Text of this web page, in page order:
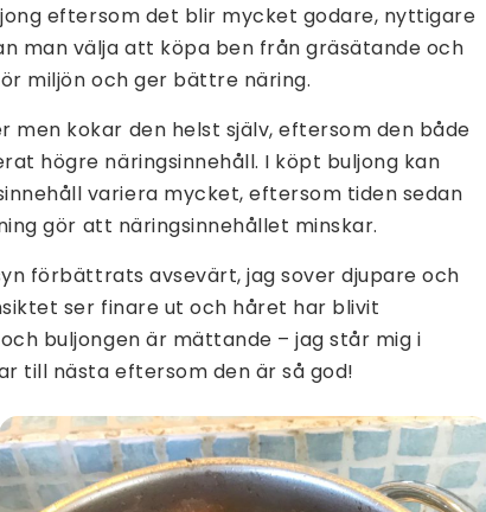
eftersom det blir mycket godare, nyttigare
man välja att köpa ben från gräsätande och
miljön och ger bättre näring.
men kokar den helst själv, eftersom den både
högre näringsinnehåll. I köpt buljong kan
variera mycket, eftersom tiden sedan
gör att näringsinnehållet minskar.
förbättrats avsevärt, jag sover djupare och
ser finare ut och håret har blivit
buljongen är mättande – jag står mig i
till nästa eftersom den är så god!